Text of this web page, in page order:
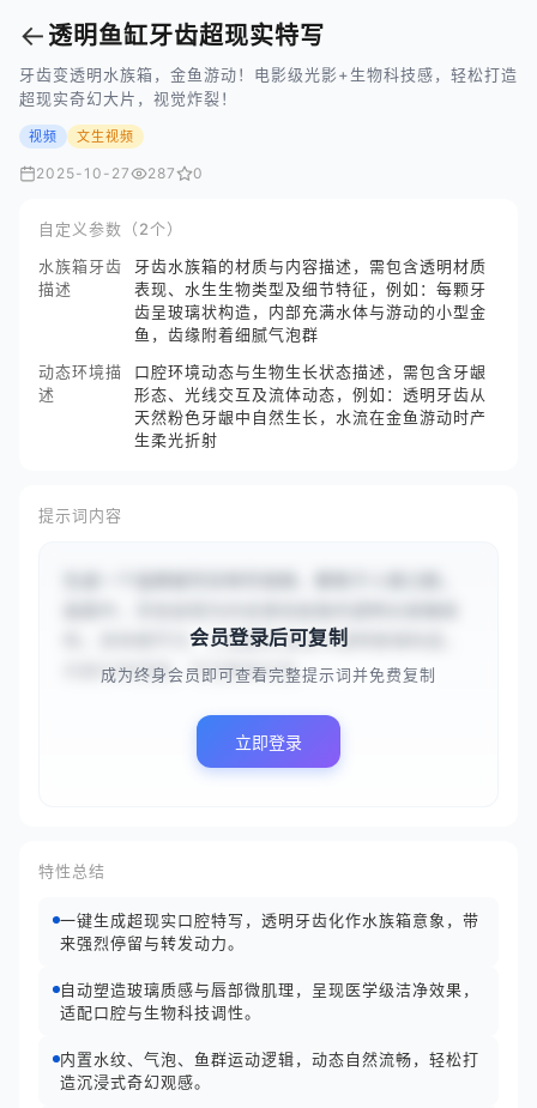
← 透明鱼缸牙齿超现实特写
牙齿变透明水族箱，金鱼游动！电影级光影+生物科技感，轻松打造
超现实奇幻大片，视觉炸裂！
视频 文生视频
2025-10-27 287 0
自定义参数（2个）
水族箱牙齿
描述
牙齿水族箱的材质与内容描述，需包含透明材质
表现、水生生物类型及细节特征，例如：每颗牙
齿呈玻璃状构造，内部充满水体与游动的小型金
鱼，齿缘附着细腻气泡群
动态环境描
述
口腔环境动态与生物生长状态描述，需包含牙龈
形态、光线交互及流体动态，例如：透明牙齿从
天然粉色牙龈中自然生长，水流在金鱼游动时产
生柔光折射
提示词内容
构，具体细节为：{{每颗牙齿呈半透明玻璃构造，
内部水体清澈，可见数条红色...
会员登录后可复制
成为终身会员即可查看完整提示词并免费复制
立即登录
特性总结
一键生成超现实口腔特写，透明牙齿化作水族箱意象，带
来强烈停留与转发动力。
自动塑造玻璃质感与唇部微肌理，呈现医学级洁净效果，
适配口腔与生物科技调性。
内置水纹、气泡、鱼群运动逻辑，动态自然流畅，轻松打
造沉浸式奇幻观感。